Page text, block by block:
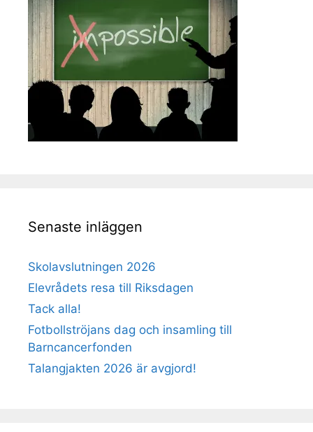
Senaste inläggen
Skolavslutningen 2026
Elevrådets resa till Riksdagen
Tack alla!
Fotbollströjans dag och insamling till
Barncancerfonden
Talangjakten 2026 är avgjord!